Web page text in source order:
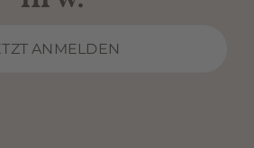
ANMELDEN